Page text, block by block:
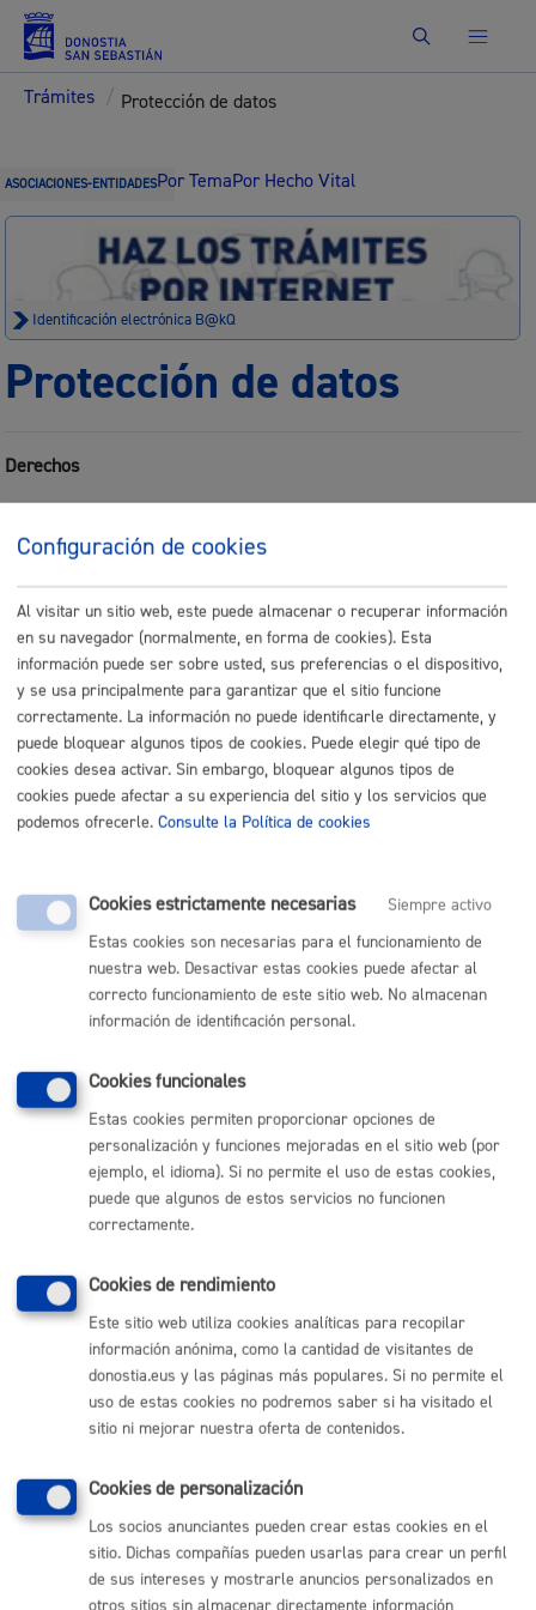
Buscar
Trámites / Protección de datos
ASOCIACIONES-ENTIDADESPor TemaPor Hecho Vital
Identificación electrónica B@kQ
Protección de datos
Derechos
sobre si el Ayuntamiento de San Sebastián está tratando sus
El acceso a sus datos personales.
La rectificación de los datos inexactos o incompletos.
La supresión de sus datos cuando, entre otros motivos, los
datos ya no sean necesarios para las finalidades para las
cuales fueron recabados.
La limitación del tratamiento de sus datos, en cuyo caso, sólo
serán conservados por el Ayuntamiento para el ejercicio o la
defensa de reclamaciones.
La oposición al tratamiento de sus datos, en cuyo caso, el
Ayuntamiento dejará de tratar los datos, salvo por motivos
legítimos imperiosos, o el ejercicio o la defensa de posibles
reclamaciones.
Ayuntamiento, como Responsable del tratamiento, o en su caso,
ante el Encargado del tratamiento.
Si en el ejercicio de sus derechos no ha sido debidamente
atendida o atendido, podrá presentar una reclamación ante la
Agencia Vasca de Protección de Datos. Dirección: C/ Beato
obstante, podrá ponerse en contacto con el delegado/a de
protección de datos del Ayuntamiento, para cualquier cuestión
relacionada con el tratamiento de sus datos.
Sebastián
010(gratuito desde Donostia / San Sebastián)
(+34) 943 481 000
Buzón de la ciudadanía
Informar de un error en la web
Enlaces útiles
Ofertas de empleo
Perfil del contratante
Sede electrónica
Mapas - GeoDonostia
Configuración de cookies
Al visitar un sitio web, este puede almacenar o recuperar información
en su navegador (normalmente, en forma de cookies). Esta
información puede ser sobre usted, sus preferencias o el dispositivo,
y se usa principalmente para garantizar que el sitio funcione
correctamente. La información no puede identificarle directamente, y
puede bloquear algunos tipos de cookies. Puede elegir qué tipo de
cookies desea activar. Sin embargo, bloquear algunos tipos de
cookies puede afectar a su experiencia del sitio y los servicios que
podemos ofrecerle. Consulte la Política de cookies
Cookies estrictamente necesarias
Siempre activo
Estas cookies son necesarias para el funcionamiento de
nuestra web. Desactivar estas cookies puede afectar al
correcto funcionamiento de este sitio web. No almacenan
información de identificación personal.
Cookies funcionales
Estas cookies permiten proporcionar opciones de
personalización y funciones mejoradas en el sitio web (por
ejemplo, el idioma). Si no permite el uso de estas cookies,
puede que algunos de estos servicios no funcionen
correctamente.
Cookies de rendimiento
Este sitio web utiliza cookies analíticas para recopilar
información anónima, como la cantidad de visitantes de
donostia.eus y las páginas más populares. Si no permite el
uso de estas cookies no podremos saber si ha visitado el
sitio ni mejorar nuestra oferta de contenidos.
Cookies de personalización
Los socios anunciantes pueden crear estas cookies en el
sitio. Dichas compañías pueden usarlas para crear un perfil
de sus intereses y mostrarle anuncios personalizados en